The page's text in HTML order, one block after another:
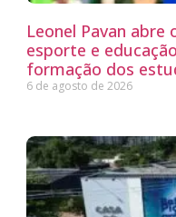
Leonel Pavan abre
esporte e
formação dos
6 de agosto de 2026